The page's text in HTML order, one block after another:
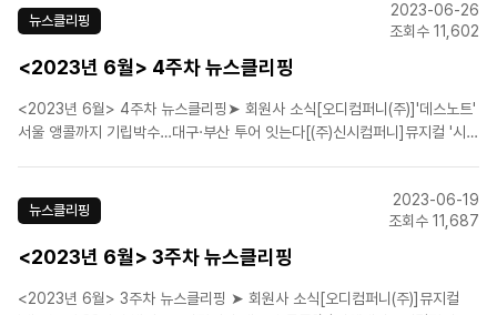
지컬 '더 픽션' 네 번..
뉴스클리핑
2023-06-26
조회수 11,602
<2023년 6월> 4주차 뉴스클리핑
<2023년 6월> 4주차 뉴스클리핑➤ 회원사 소식[오디컴퍼니(주)]'데스노트'
서울 앵콜까지 기립박수…대구·부산 투어 잇는다[(주)신시컴퍼니]뮤지컬 '시카
'여신님이 보고 계셔' 청주 상륙..
뉴스클리핑
2023-06-19
조회수 11,687
<2023년 6월> 3주차 뉴스클리핑
<2023년 6월> 3주차 뉴스클리핑 ➤ 회원사 소식[오디컴퍼니(주)]뮤지컬